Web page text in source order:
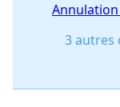
3 autres